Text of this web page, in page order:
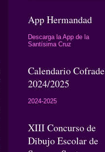
App Hermandad
Descarga la App de la
Santísima Cruz
Calendario Cofrade
2024/2025
2024-2025
XIII Concurso de
Dibujo Escolar de